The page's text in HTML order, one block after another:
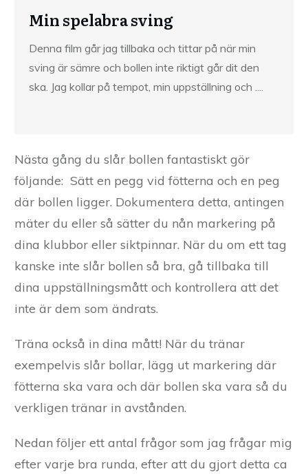
Min spelabra sving
Denna film går jag tillbaka och tittar på när min
sving är sämre och bollen inte riktigt går dit den
ska. Jag kollar på tempot, min uppställning och ....
Nästa gång du slår bollen fantastiskt gör
följande: Sätt en pegg vid fötterna och en peg
där bollen ligger. Dokumentera detta, antingen
mäter du eller så sätter du nån markering på
dina klubbor eller siktpinnar. När du om ett tag
kanske inte slår bollen så bra, gå tillbaka till
dina uppställningsmått och kontrollera att det
inte är dem som ändrats.
Träna också in dina mått! När du tränar
exempelvis slår bollar, lägg ut markering där
fötterna ska vara och där bollen ska vara så du
verkligen tränar in avstånden.
Nedan följer ett antal frågor som jag frågar mig
efter varje bra runda, efter att du gjort detta ca